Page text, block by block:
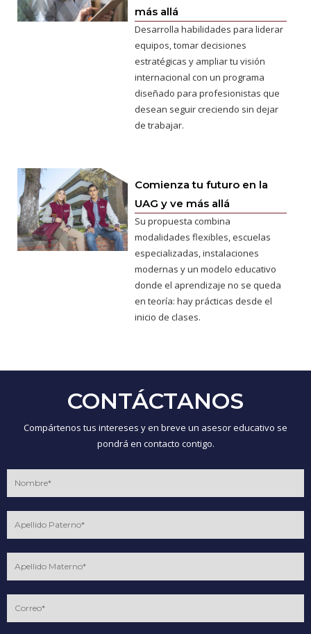
más allá
Desarrolla habilidades para liderar
equipos, tomar decisiones
estratégicas y ampliar tu visión
internacional con un programa
diseñado para profesionistas que
desean seguir creciendo sin dejar
de trabajar.
Comienza tu futuro en la
UAG y ve más allá
Su propuesta combina
modalidades flexibles, escuelas
especializadas, instalaciones
modernas y un modelo educativo
donde el aprendizaje no se queda
en teoría: hay prácticas desde el
inicio de clases.
CONTÁCTANOS
Compártenos tus intereses y en breve un asesor educativo se
pondrá en contacto contigo.